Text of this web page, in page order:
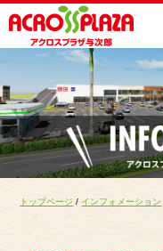
トップページ / インフォメーション